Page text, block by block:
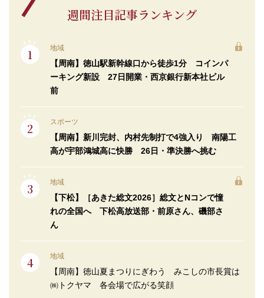
週間注目記事ランキング
地域
【周南】徳山駅新幹線口から徒歩1分 コインパ
ーキング新設 27日開業・西京銀行新本社ビル
前
スポーツ
【周南】新川完封、内村先制打で4強入り 南陽工
高が宇部鴻城高に快勝 26日・準決勝へ挑む
地域
【下松】［あきた総文2026］総文とNコンで憧
れの全国へ 下松高放送部・前原さん、磯部さ
ん
地域
【周南】徳山夏まつりにぎわう みこしの市長賞は
㈱トクヤマ 各会場で広がる笑顔